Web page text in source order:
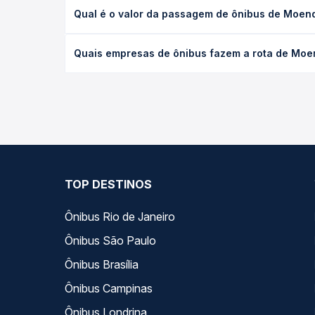
leito) e as condições de tráfego. Na Quero
Qual é o valor da passagem de ônibus de
poltrona e a antecedência da compra. Na Quero
Quais empresas de ônibus fazem a rota de
TOP DESTINOS
Ônibus Rio de Janeiro
Ônibus São Paulo
Ônibus Brasília
Ônibus Campinas
Ônibus Londrina